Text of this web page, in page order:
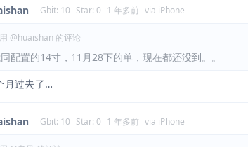
Gbit: 10 Star: 0 1 年多前 via iPhone
@huaishan 的评论
配置的14寸，11月28下的单，现在都还没到。。
月过去了…
Gbit: 10 Star: 0 1 年多前 via iPhone